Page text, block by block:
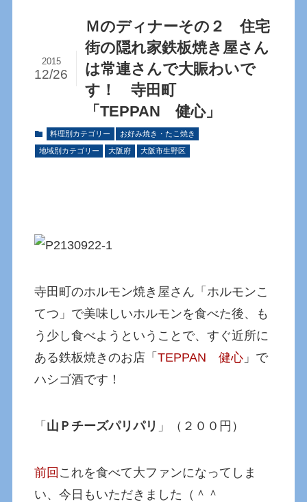
Ｍのディナーその２ 住宅
街の隠れ家鉄板焼き屋さん
は常連さんで大賑わいで
す！ 寺田町
「TEPPAN 健心」
2015
12/26
料理別カテゴリー お好み焼き・たこ焼き
地域別カテゴリー 大阪府 大阪市生野区
寺田町のホルモン焼き屋さん「ホルモンこ
てつ」で美味しいホルモンを食べた後、も
う少し食べようということで、すぐ近所に
ある鉄板焼きのお店「TEPPAN 健心 」で
ハシゴ酒です！
「 山Ｐチーズパリパリ 」（２００円）
前回 これを食べて大ファンになってしま
い、今日もいただきました（＾＾